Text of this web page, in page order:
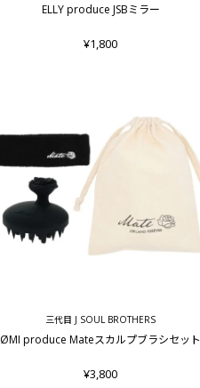
ELLY produce JSBミラー
¥1,800
三代目 J SOUL BROTHERS
ØMI produce Mateスカルプブラシセット
¥3,800